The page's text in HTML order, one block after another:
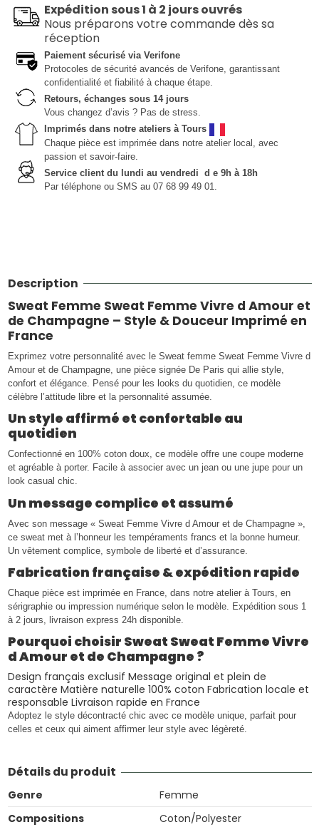
Expédition sous 1 à 2 jours ouvrés
Nous préparons votre commande dès sa
réception
Paiement sécurisé via Verifone
Protocoles de sécurité avancés de Verifone, garantissant
confidentialité et fiabilité à chaque étape.
Retours, échanges sous 14 jours
Vous changez d’avis ? Pas de stress.
Imprimés dans notre ateliers à Tours
Chaque pièce est imprimée dans notre atelier local, avec
passion et savoir-faire.
Service client du lundi au vendredi d e 9h à 18h
Par téléphone ou SMS au 07 68 99 49 01.
Description
Sweat Femme Sweat Femme Vivre d Amour et
de Champagne – Style & Douceur Imprimé en
France
Exprimez votre personnalité avec le Sweat femme Sweat Femme Vivre d
Amour et de Champagne, une pièce signée De Paris qui allie style,
confort et élégance. Pensé pour les looks du quotidien, ce modèle
célèbre l’attitude libre et la personnalité assumée.
Un style affirmé et confortable au
quotidien
Confectionné en 100% coton doux, ce modèle offre une coupe moderne
et agréable à porter. Facile à associer avec un jean ou une jupe pour un
look casual chic.
Un message complice et assumé
Avec son message « Sweat Femme Vivre d Amour et de Champagne »,
ce sweat met à l’honneur les tempéraments francs et la bonne humeur.
Un vêtement complice, symbole de liberté et d’assurance.
Fabrication française & expédition rapide
Chaque pièce est imprimée en France, dans notre atelier à Tours, en
sérigraphie ou impression numérique selon le modèle. Expédition sous 1
à 2 jours, livraison express 24h disponible.
Pourquoi choisir Sweat Sweat Femme Vivre
d Amour et de Champagne ?
Design français exclusif Message original et plein de
caractère Matière naturelle 100% coton Fabrication locale et
responsable Livraison rapide en France
Adoptez le style décontracté chic avec ce modèle unique, parfait pour
celles et ceux qui aiment affirmer leur style avec légèreté.
Détails du produit
Genre
Femme
Compositions
Coton/Polyester